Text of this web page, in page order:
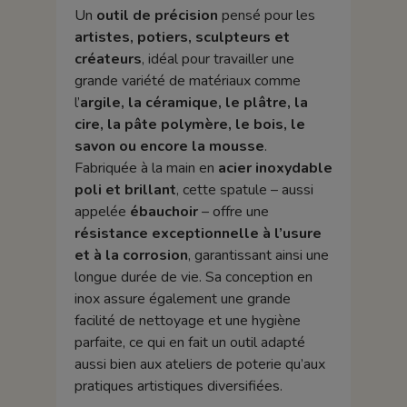
Un outil de précision pensé pour les
artistes, potiers, sculpteurs et
créateurs, idéal pour travailler une
grande variété de matériaux comme
l’argile, la céramique, le plâtre, la
cire, la pâte polymère, le bois, le
savon ou encore la mousse.
Fabriquée à la main en acier inoxydable
poli et brillant, cette spatule – aussi
appelée ébauchoir– offre une
résistance exceptionnelle à l’usure
et à la corrosion, garantissant ainsi une
longue durée de vie. Sa conception en
inox assure également une grande
facilité de nettoyage et une hygiène
parfaite, ce qui en fait un outil adapté
aussi bien aux ateliers de poterie qu’aux
pratiques artistiques diversifiées.